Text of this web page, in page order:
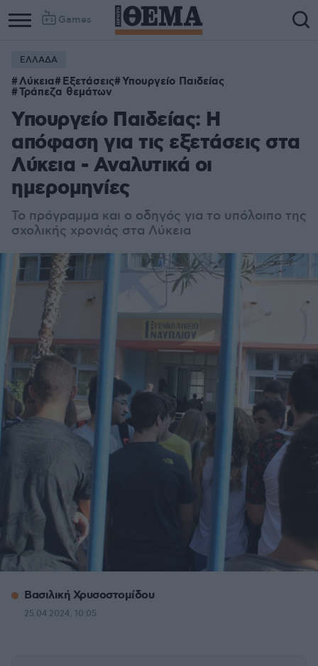
Games
ΕΛΛΑΔΑ
Λύκεια Εξετάσεις Υπουργείο Παιδείας
Τράπεζα θεμάτων
Υπουργείο Παιδείας: Η
απόφαση για τις εξετάσεις στα
Λύκεια - Αναλυτικά οι
ημερομηνίες
Το πρόγραμμα και ο οδηγός για το υπόλοιπο της
σχολικής χρονιάς στα Λύκεια
Βασιλική Χρυσοστομίδου
25.04.2024, 10:05